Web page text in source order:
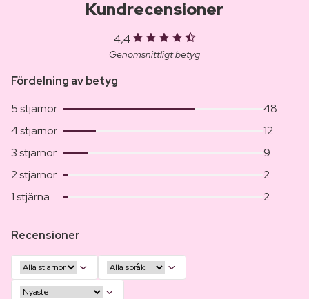
Kundrecensioner
4,4
Genomsnittligt betyg
Fördelning av betyg
5 stjärnor
48
4 stjärnor
12
3 stjärnor
9
2 stjärnor
2
1 stjärna
2
Recensioner